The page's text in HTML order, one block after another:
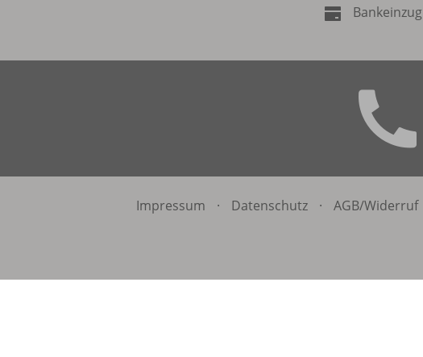
Bankeinzug
Impressum · Datenschutz · AGB/Widerruf